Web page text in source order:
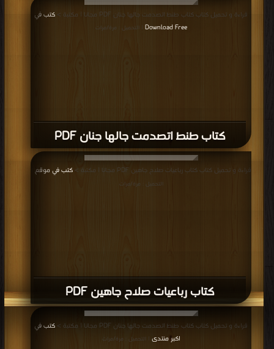
كتاب طنط اتصدمت جالها جنان PDF
قراءة و تحميل كتاب كتاب طنط اتصدمت جالها جنان PDF مجانا | مكتبة >
كتب في
Download Free
| التحميل : مرة/مرات
كتاب رباعيات صلاح جاهين PDF
قراءة و تحميل كتاب كتاب رباعيات صلاح جاهين PDF مجانا | مكتبة > كتب في موقع
التحميل : مرة/مرات
قراءة و تحميل كتاب كتاب طنط اتصدمت جالها جنان PDF مجانا | مكتبة >
كتب في
اكبر منتدى
| التحميل : مرة/مرات